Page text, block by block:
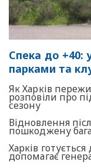
Спека до +40:
парками та
Як Харків
розповіли про
сезону
Відновлення
пошкоджену
Харків
допомагає